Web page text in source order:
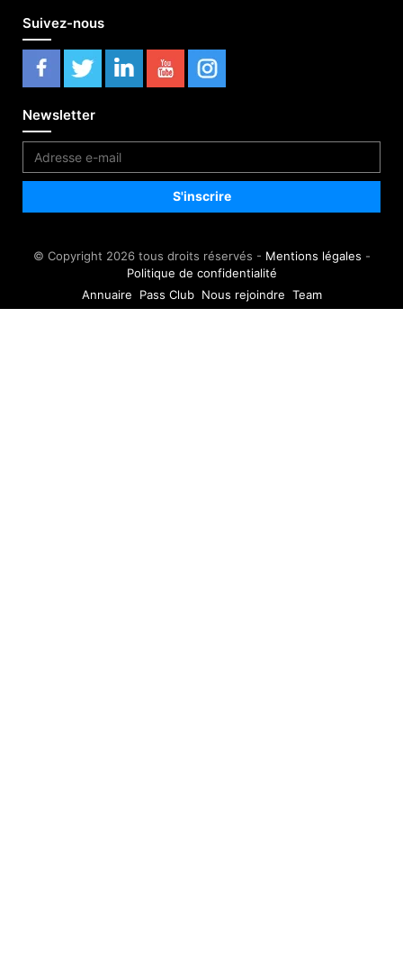
Suivez-nous
Newsletter
© Copyright 2026 tous droits réservés - Mentions légales -
Politique de confidentialité
Annuaire
Pass Club Nous rejoindre Team